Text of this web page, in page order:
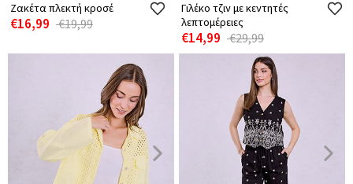
Ζακέτα πλεκτή κροσέ
€16,99 €19,99
Γιλέκο τζιν με κεντητές
λεπτομέρειες
€14,99 €29,99